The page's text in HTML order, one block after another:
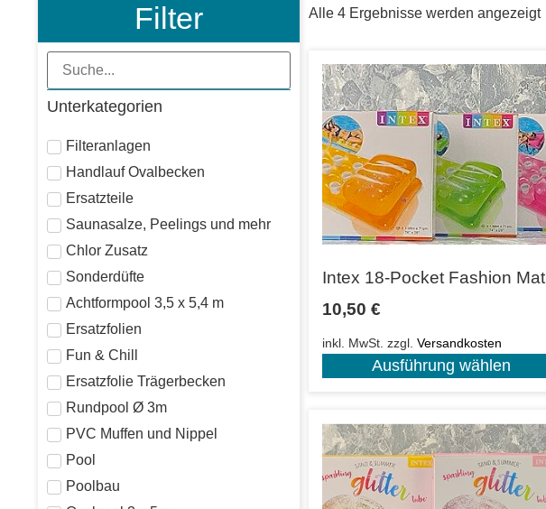
Filter
Unterkategorien
Filteranlagen
Handlauf Ovalbecken
Ersatzteile
Saunasalze, Peelings und mehr
Chlor Zusatz
Sonderdüfte
Achtformpool 3,5 x 5,4 m
Ersatzfolien
Fun & Chill
Ersatzfolie Trägerbecken
Rundpool Ø 3m
PVC Muffen und Nippel
Pool
Poolbau
Alle 4 Ergebnisse werden angezeigt
Intex 18-Pocket Fashion Mat
10,50 €
inkl. MwSt. zzgl. Versandkosten
Ausführung wählen